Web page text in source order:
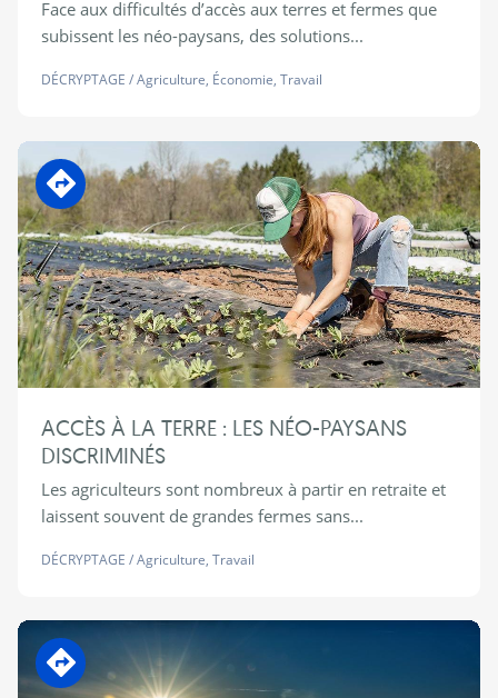
Face aux difficultés d’accès aux terres et fermes que
subissent les néo-paysans, des solutions...
DÉCRYPTAGE /Agriculture, Économie, Travail
En transition
ACCÈS À LA TERRE : LES NÉO-PAYSANS
DISCRIMINÉS
Les agriculteurs sont nombreux à partir en retraite et
laissent souvent de grandes fermes sans...
DÉCRYPTAGE /Agriculture, Travail
En transition